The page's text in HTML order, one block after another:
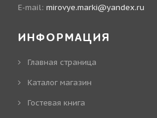
E-mail: mirovye.marki@yandex.ru
ИНФОРМАЦИЯ
Главная страница
Каталог магазин
Гостевая книга